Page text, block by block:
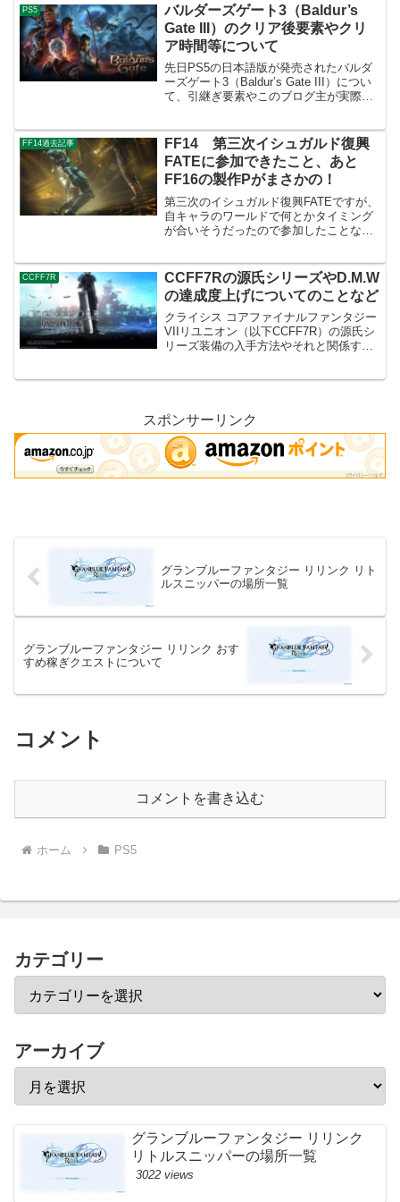
が「G2490VX/11」というもので、安価で
検討していた...
PS5
バルダーズゲート3（Baldur’s
Gate III）のクリア後要素やクリ
ア時間等について
先日PS5の日本語版が発売されたバルダ
ーズゲート3（Baldur’s Gate III）につい
て、引継ぎ要素やこのブログ主が実際に
ぎ要素等は無し本作についてはPC版
（S...
FF14過去記事
FF14 第三次イシュガルド復興
FATEに参加できたこと、あと
FF16の製作Pがまさかの！
第三次のイシュガルド復興FATEですが、
自キャラのワールドで何とかタイミング
が合いそうだったので参加したことなど
的に刺激の強い発表があったのでそこも
色々と...
CCFF7R
CCFF7Rの源氏シリーズやD.M.W
の達成度上げについてのことなど
クライシス コアファイナルファンタジー
VIIリユニオン（以下CCFF7R）の源氏シ
リーズ装備の入手方法やそれと関係する
スポンサーリンク
グランブルーファンタジー リリンク リト
ルスニッパーの場所一覧
グランブルーファンタジー リリンク おす
すめ稼ぎクエストについて
コメント
コメントを書き込む
ホーム PS5
カテゴリー
アーカイブ
グランブルーファンタジー リリンク
リトルスニッパーの場所一覧
3022 views